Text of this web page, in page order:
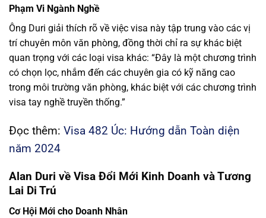
Phạm Vi Ngành Nghề
Ông Duri giải thích rõ về việc visa này tập trung vào các vị
trí chuyên môn văn phòng, đồng thời chỉ ra sự khác biệt
quan trọng với các loại visa khác: “Đây là một chương trình
có chọn lọc, nhắm đến các chuyên gia có kỹ năng cao
trong môi trường văn phòng, khác biệt với các chương trình
visa tay nghề truyền thống.”
Đọc thêm: Visa 482 Úc: Hướng dẫn Toàn diện
năm 2024
Alan Duri về Visa Đổi Mới Kinh Doanh và Tương
Lai Di Trú
Cơ Hội Mới cho Doanh Nhân